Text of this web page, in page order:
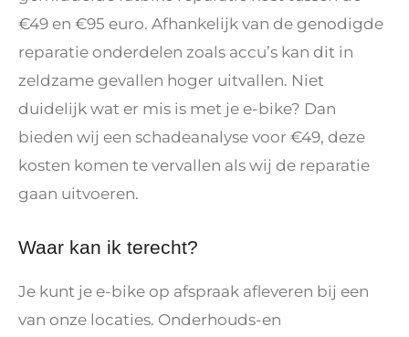
€49 en €95 euro. Afhankelijk van de genodigde
reparatie onderdelen zoals accu’s kan dit in
zeldzame gevallen hoger uitvallen. Niet
duidelijk wat er mis is met je e-bike? Dan
bieden wij een schadeanalyse voor €49, deze
kosten komen te vervallen als wij de reparatie
gaan uitvoeren.
Waar kan ik terecht?
Je kunt je e-bike op afspraak afleveren bij een
van onze locaties. Onderhouds-en